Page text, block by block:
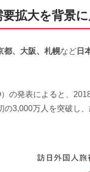
拡大を背景
都、大阪、札幌など 日
の発表によると、
の3,000万人を突破し